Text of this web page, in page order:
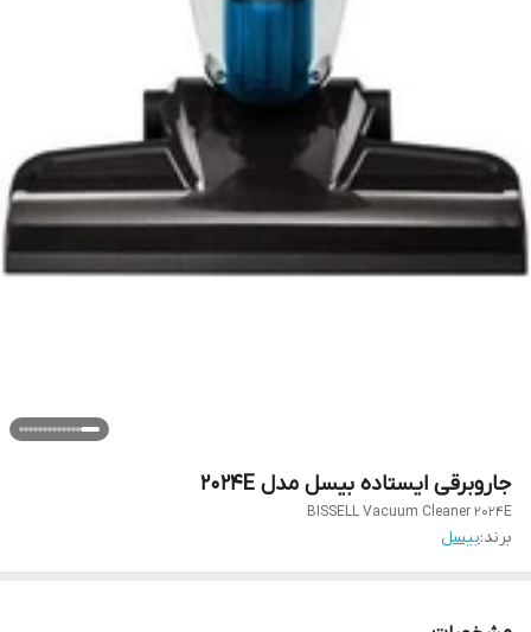
جاروبرقی ایستاده بیسل مدل ۲۰۲۴E
BISSELL Vacuum Cleaner 2024E
برند:بیسل